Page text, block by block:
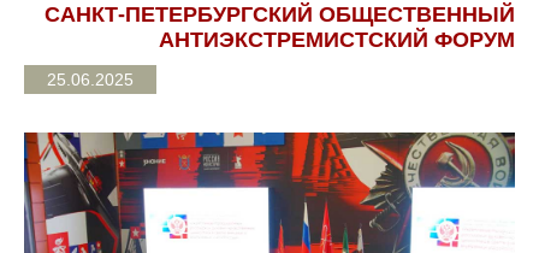
САНКТ-ПЕТЕРБУРГСКИЙ ОБЩЕСТВЕННЫЙ
АНТИЭКСТРЕМИСТСКИЙ ФОРУМ
25.06.2025